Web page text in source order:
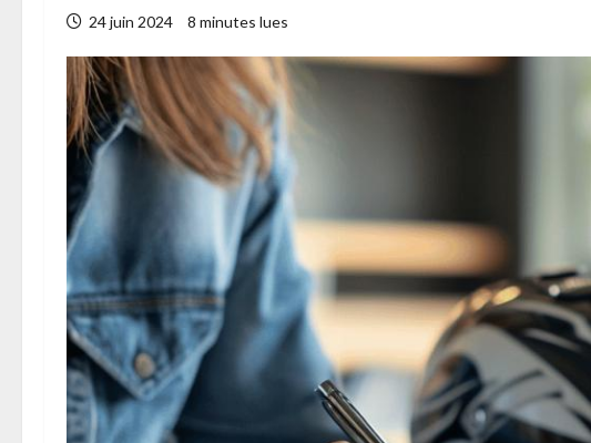
24 juin 2024 8 minutes lues